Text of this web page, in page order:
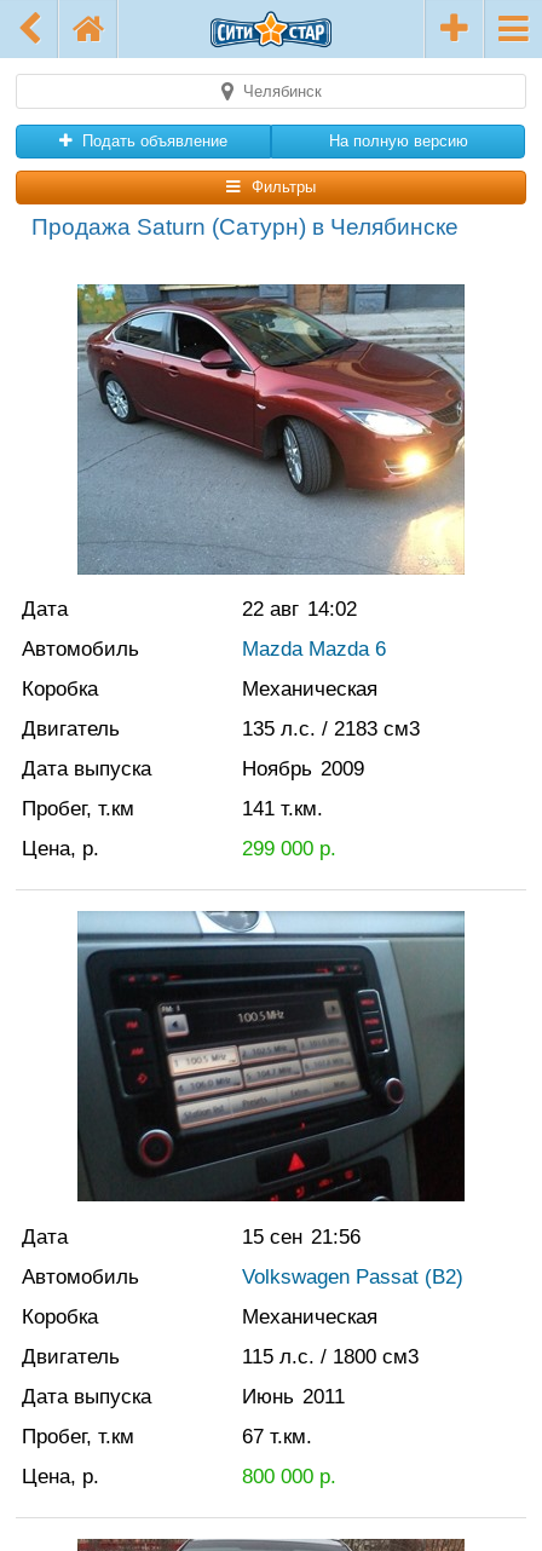
Челябинск
Подать объявление На полную версию
Фильтры
Продажа Saturn (Сатурн) в Челябинске
Дата 22 авг 14:02
Автомобиль
Mazda Mаzda 6
Коробка
Механическая
Двигатель
135 л.с. / 2183 см3
Дата выпуска
Ноябрь 2009
Пробег, т.км
141 т.км.
Цена, р.
299 000р.
Дата 15 сен 21:56
Автомобиль
Volkswagen Passat (B2)
Коробка
Механическая
Двигатель
115 л.с. / 1800 см3
Дата выпуска
Июнь 2011
Пробег, т.км
67 т.км.
Цена, р.
800 000р.